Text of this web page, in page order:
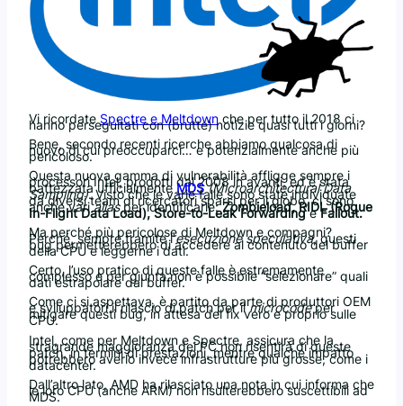
Vi ricordate Spectre e Meltdown che per tutto il 2018 ci
hanno perseguitati con (brutte) notizie quasi tutti i giorni?
Bene, secondo recenti ricerche abbiamo qualcosa di
nuovo di cui preoccuparci… e potenzialmente anche più
pericoloso.
Questa nuova gamma di vulnerabilità affligge sempre i
processori Intel, prodotti dal 2008 in avanti, ed è stata
battezzata ufficialmente MDS (Microarchitectural Data
Sampling). Visto che le varie falle sono state individuate
da diversi team di ricercatori sparsi per il globo, ci sono
anche varialiasper identificarle:Zombieload, RIDL (Rogue
In-Flight Data Load), Store-to-Leak ForwardingeFallout.
Ma perché più pericolose di Meltdown e compagni?
Perché, sempre tramite l’esecuzione speculativa, questi
bug permetterebbero di accedere al contenuto del buffer
della CPU e leggerne i dati.
Certo, l’uso pratico di queste falle è estremamente
complesso e per giunta non è possibile “selezionare” quali
dati estrapolare dal buffer.
Come ci si aspettava, è partito da parte di produttori OEM
e sviluppatori il rilascio di patch per ilmicrocodeper
mitigare questi bug, in attesa del fix vero e proprio sulle
CPU.
Intel, come per Meltdown e Spectre, assicura che la
stragrande maggioranza dei PC non risentirà di queste
patch, in termini di prestazioni, mentre qualche impatto
potrebbero averlo invece infrastrutture più grosse, come i
datacenter.
Dall’altro lato, AMD ha rilasciato una nota in cui informa che
le loro CPU (anche ARM) non risulterebbero suscettibili ad
MDS.